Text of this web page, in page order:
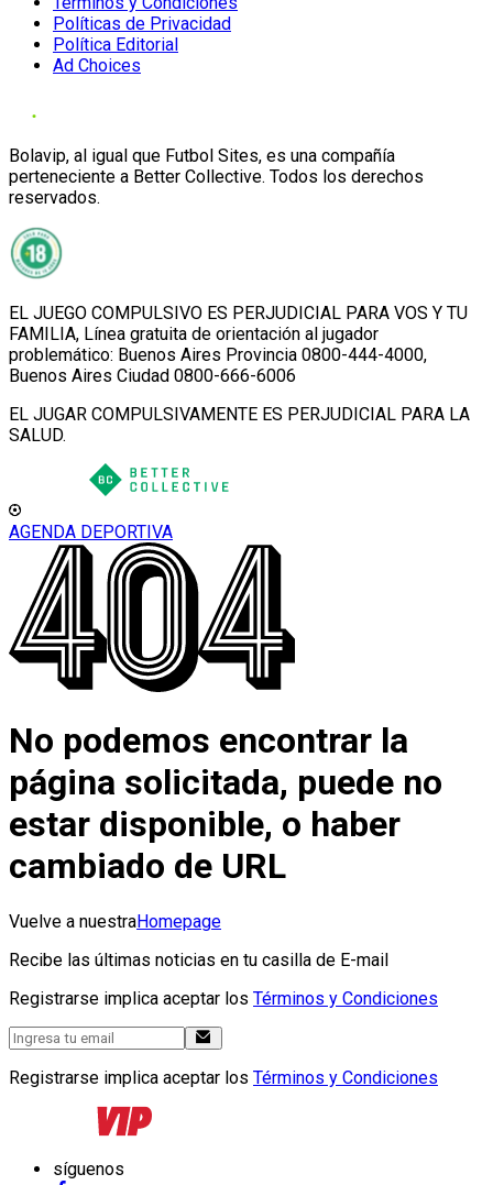
Políticas de Privacidad
Política Editorial
Ad Choices
Bolavip, al igual que Futbol Sites, es una compañía
perteneciente a Better Collective. Todos los derechos
reservados.
EL JUEGO COMPULSIVO ES PERJUDICIAL PARA VOS Y TU
FAMILIA, Línea gratuita de orientación al jugador
problemático: Buenos Aires Provincia 0800-444-4000,
Buenos Aires Ciudad 0800-666-6006
EL JUGAR COMPULSIVAMENTE ES PERJUDICIAL PARA LA
SALUD.
AGENDA DEPORTIVA
No podemos encontrar la
página solicitada, puede no
estar disponible, o haber
cambiado de URL
Vuelve a nuestraHomepage
Recibe las últimas noticias en tu casilla de E-mail
Registrarse implica aceptar los Términos y Condiciones
Registrarse implica aceptar los Términos y Condiciones
síguenos